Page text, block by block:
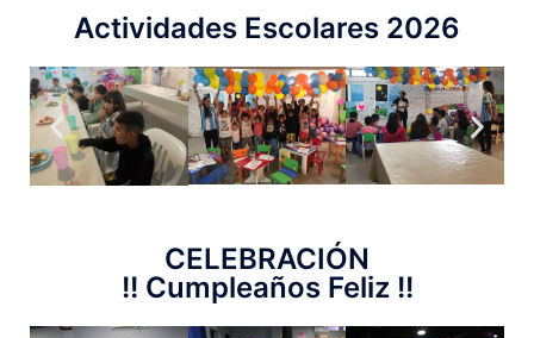
Actividades Escolares 2026
CELEBRACIÓN
!! Cumpleaños Feliz !!